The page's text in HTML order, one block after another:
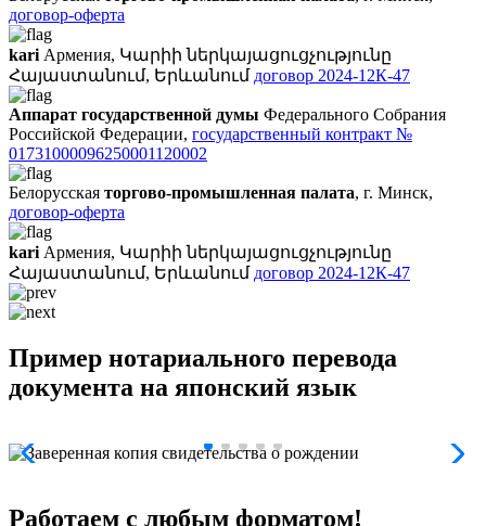
договор-оферта
kari Армения, Կարիի ներկայացուցչությունը
Հայաստանում, Երևանում договор 2024-12К-47
Аппарат государственной думы Федерального Собрания
Российской Федерации, государственный контракт №
01731000096250001120002
Белорусская торгово-промышленная палата, г. Минск,
договор-оферта
kari Армения, Կարիի ներկայացուցչությունը
Հայաստանում, Երևանում договор 2024-12К-47
Пример нотариального перевода
документа на японский язык
Работаем с любым форматом!